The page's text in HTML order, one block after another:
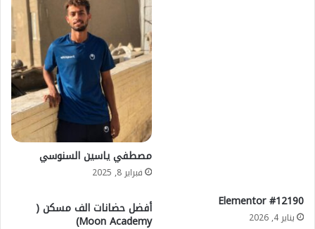
مصطفي ياسين السنوسي
فبراير 8, 2025
Elementor #12190
يناير 4, 2026 أفضل حضانات الف مسكن (
Moon Academy)